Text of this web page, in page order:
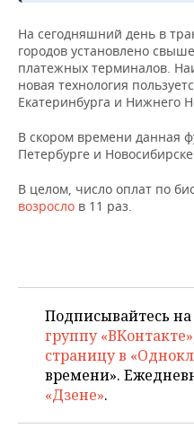
ВОДНЫЕ ВИДЫ СПОРТА
ХОККЕЙ С МЯЧОМ
ОБРАЗОВАНИЕ
ПРОИСШЕСТВИЯ
На сегодняшний день в
городов установлено
платежных терминалов.
новая технология
Екатеринбурга и Нижнего
В скором времени данная
Петербурге и
В целом, число оплат по
возросло в 11 раз.
Подписывайтесь на
группу «ВКонтакте»
страницу в
времени».
«Дзене».